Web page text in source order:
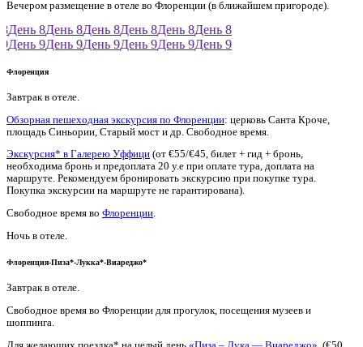
Вечером размещение в отеле во Флоренции (в ближайшем пригороде).
День 8День 8День 8День 8День 8День 8
День 9День 9День 9День 9День 9День 9
Флоренция
Завтрак в отеле.
Обзорная пешеходная экскурсия по Флоренции: церковь Санта Кроче,
площадь Синьории, Старый мост и др. Свободное время.
Экскурсия* в Галерею Уффици (от €55/€45, билет + гид + бронь,
необходима бронь и предоплата 20 у.е при оплате тура, доплата на
маршруте. Рекомендуем бронировать экскурсию при покупке тура.
Покупка экскурсии на маршруте не гарантирована).
Свободное время во Флоренции.
Ночь в отеле.
Флоренция-Пиза*-Лукка*-Виареджо*
Завтрак в отеле.
Свободное время во Флоренции для прогулок, посещения музеев и
шоппинга.